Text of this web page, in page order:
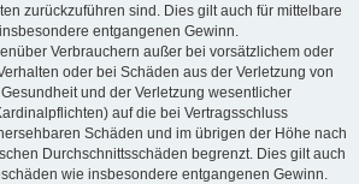
zurückzuführen sind. Dies gilt auch für mittelbare
entgangenen Gewinn.
Verbrauchern außer bei vorsätzlichem oder
oder bei Schäden aus der Verletzung von
und der Verletzung wesentlicher
auf die bei Vertragsschluss
Schäden und im übrigen der Höhe nach
Durchschnittsschäden begrenzt. Dies gilt auch
wie insbesondere entgangenen Gewinn.